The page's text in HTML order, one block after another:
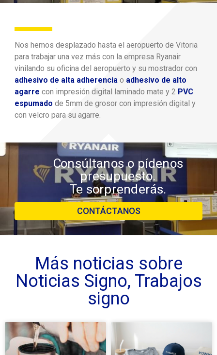
Nos hemos desplazado hasta el aeropuerto de Vitoria
para trabajar una vez más con la empresa Ryanair
vinilando su oficina del aeropuerto y su mostrador con
adhesivo de alta adherencia o adhesivo de alto
agarre con impresión digital laminado mate y 2 PVC
espumado de 5mm de grosor con impresión digital y
con velcro para su agarre.
Consúltanos o pídenos
presupuesto.
Te sorprenderás.
CONTÁCTANOS
Más noticias sobre
Noticias Signo, Trabajos
signo